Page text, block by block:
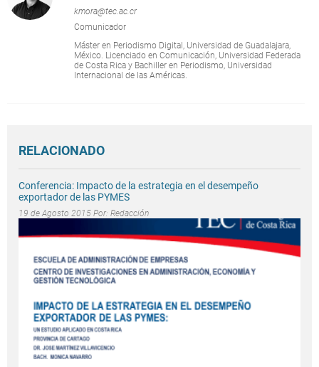
kmora@tec.ac.cr
Comunicador
Máster en Periodismo Digital, Universidad de Guadalajara,
México. Licenciado en Comunicación, Universidad Federada
de Costa Rica y Bachiller en Periodismo, Universidad
Internacional de las Américas.
RELACIONADO
Conferencia: Impacto de la estrategia en el desempeño
exportador de las PYMES
19 de Agosto 2015 Por: Redacción